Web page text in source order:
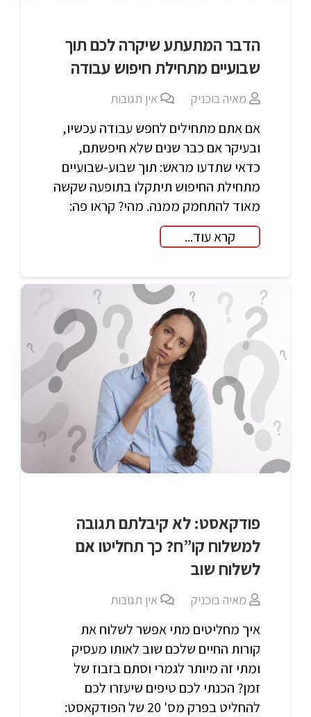
הדבר המתעתע שיקרה לכם תוך
שבועיים מתחילת חיפוש עבודה
מאיה בוכניק אין תגובות
אם אתם מתחילים לחפש עבודה עכשיו,
ובעיקר אם כבר שנים שלא חיפשתם,
כדאי שתדעו מראש: תוך שבוע-שבועיים
מתחילת החיפוש תיתקלו בתופעה שקשה
מאוד להתחמק ממנה. מהי? קראו פה:
קרא עוד...
פודקאסט: לא קיבלתם תגובה
למשלוח קו”ח? כך תחליטו אם
לשלוח שוב
מאיה בוכניק אין תגובות
איך מחליטים מתי אפשר לשלוח את
קורות החיים שלכם שוב לאותו מעסיק
ומתי זה מיותר לגמרי וסתם בזבוז של
זמן? הכנתי לכם טיפים שיעזרו לכם
להחליט בפרק מס' 20 של הפודקאסט: